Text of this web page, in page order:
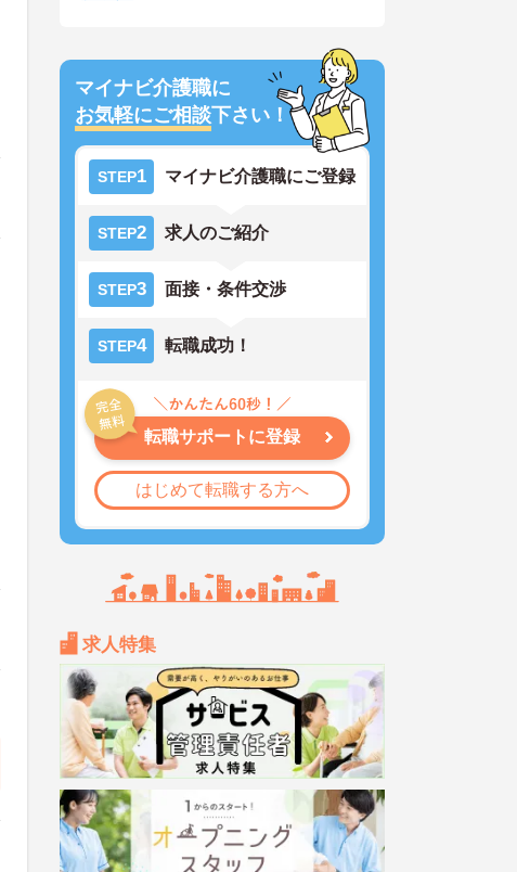
マイナビ介護職に
お気軽にご相談下さい！
STEP1 マイナビ介護職にご登録
STEP2 求人のご紹介
STEP3 面接・条件交渉
STEP4 転職成功！
転職サポートに登録
はじめて転職する方へ
求人特集